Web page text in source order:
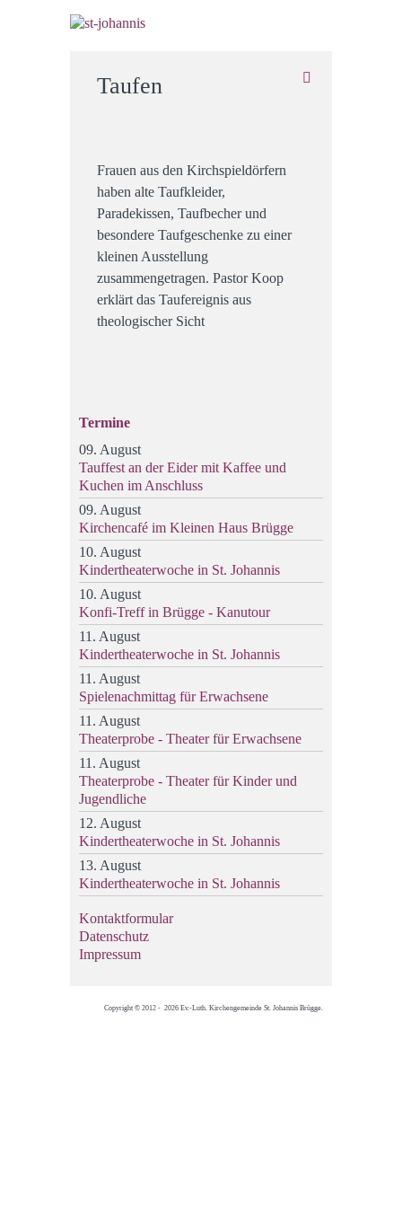
Taufen
Frauen aus den Kirchspieldörfern
haben alte Taufkleider,
Paradekissen, Taufbecher und
besondere Taufgeschenke zu einer
kleinen Ausstellung
zusammengetragen. Pastor Koop
erklärt das Taufereignis aus
theologischer Sicht
Termine
09. August
Tauffest an der Eider mit Kaffee und
Kuchen im Anschluss
09. August
Kirchencafé im Kleinen Haus Brügge
10. August
Kindertheaterwoche in St. Johannis
10. August
Konfi-Treff in Brügge - Kanutour
11. August
Kindertheaterwoche in St. Johannis
11. August
Spielenachmittag für Erwachsene
11. August
Theaterprobe - Theater für Erwachsene
11. August
Theaterprobe - Theater für Kinder und
Jugendliche
12. August
Kindertheaterwoche in St. Johannis
13. August
Kindertheaterwoche in St. Johannis
Kontaktformular
Datenschutz
Impressum
Copyright © 2012 - 2026 Ev.-Luth. Kirchengemeinde St. Johannis Brügge.